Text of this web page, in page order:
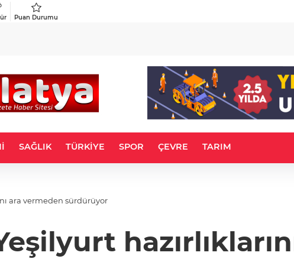
Puan Durumu
SAĞLIK TÜRKİYE SPOR ÇEVRE TARIM
ara vermeden sürdürüyor